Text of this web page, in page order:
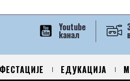
Youtube
kанал
ЕДУКАЦИЈА